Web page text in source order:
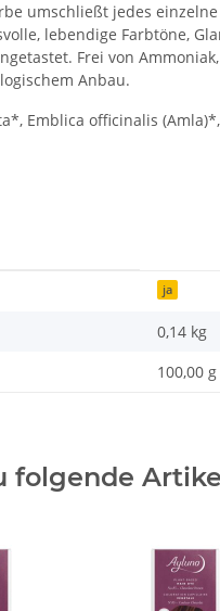
umschließt jedes
lebendige Farbtöne,
Frei von Ammoniak,
Anbau.
Emblica officinalis
ja
0,14 kg
100,00 g
folgende